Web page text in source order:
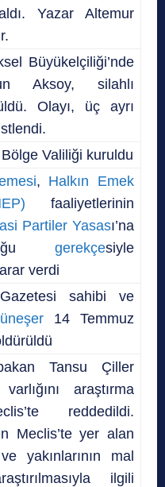
Yazar Altemur
Büyükelçiliği’nde
Aksoy, silahlı
Olayı, üç ayrı
Valiliği kuruldu
, Halkın Emek
faaliyetlerinin
Partiler Yasası’na
gerekçesiyle
verdi
sahibi ve
14 Temmuz
Tansu Çiller
araştırma
reddedildi.
Meclis’te yer alan
yakınlarının mal
ilgili